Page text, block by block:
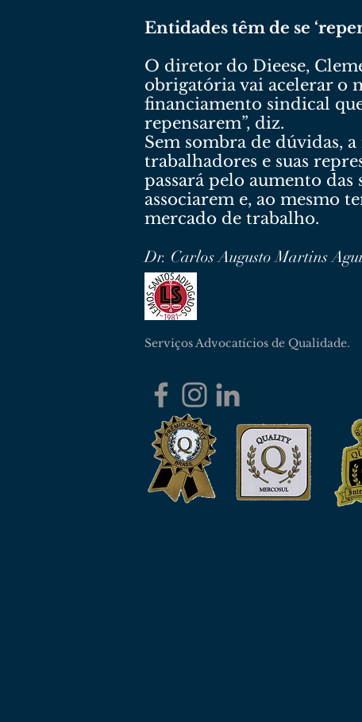
Entidades têm de se
O diretor do Dieese,
obrigatória vai acelerar o
financiamento sindical
repensarem”, diz.
Sem sombra de dúvidas,
trabalhadores e suas
passará pelo aumento
associarem e, ao mesmo
mercado de trabalho.
Dr. Carlos Augusto Martins
Serviços Advocatícios de Qualidade.